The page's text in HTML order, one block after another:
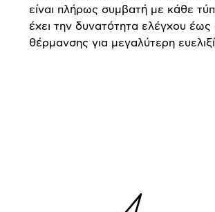
είναι πλήρως συμβατή με κάθε
έχει την δυνατότητα ελέγχου
θέρμανσης για μεγαλύτερη